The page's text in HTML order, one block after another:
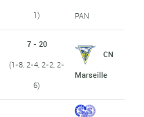
1)
PAN
7 - 20
(1-8, 2-4, 2-2, 2-
6)
CN
Marseille